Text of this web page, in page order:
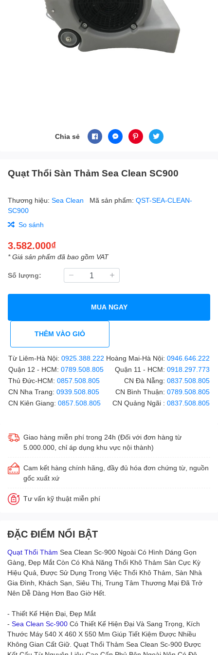
Chia sẻ
Quạt Thổi Sàn Thảm Sea Clean SC900
Thương hiệu: Sea Clean Mã sản phẩm: QST-SEA-CLEAN-
SC900
So sánh
3.582.000₫
* Giá sản phẩm đã bao gồm VAT
Số lượng:
MUA NGAY
THÊM VÀO GIỎ
Từ Liêm-Hà Nội: 0925.388.222 Hoàng Mai-Hà Nội: 0946.646.222
Quận 12 - HCM: 0789.508.805 Quận 11 - HCM: 0918.297.773
Thủ Đức-HCM: 0857.508.805 CN Đà Nẵng: 0837.508.805
CN Nha Trang: 0939.508.805 CN Bình Thuận: 0789.508.805
CN Kiên Giang: 0857.508.805 CN Quảng Ngãi : 0837.508.805
Giao hàng miễn phí trong 24h (Đối với đơn hàng từ
5.000.000, chỉ áp dụng khu vực nội thành)
Cam kết hàng chính hãng, đầy đủ hóa đơn chứng từ, nguồn
gốc xuất xứ
Tư vấn kỹ thuật miễn phí
ĐẶC ĐIỂM NỔI BẬT
Quạt Thổi Thảm Sea Clean Sc-900 Ngoài Có Hình Dáng Gọn
Gàng, Đẹp Mắt Còn Có Khả Năng Thổi Khô Thảm Sàn Cực Kỳ
Hiệu Quả, Được Sử Dụng Trong Việc Thổi Khô Thảm, Sàn Nhà
Gia Đình, Khách Sạn, Siêu Thị, Trung Tâm Thương Mại Đã Trở
Nên Dễ Dàng Hơn Bao Giờ Hết.
- Thiết Kế Hiện Đại, Đẹp Mắt
- Sea Clean Sc-900 Có Thiết Kế Hiện Đại Và Sang Trọng, Kích
Thước Máy 540 X 460 X 550 Mm Giúp Tiết Kiệm Được Nhiều
Không Gian Cất Giữ. Quạt Thổi Thảm Sea Clean Sc-900 Được